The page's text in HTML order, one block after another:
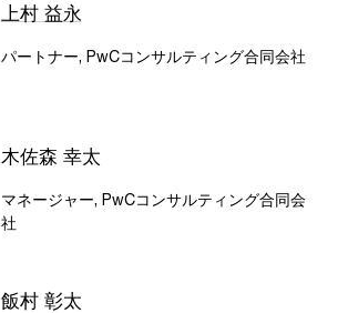
上村 益永
パートナー, PwCコンサルティング合同会社
木佐森 幸太
マネージャー, PwCコンサルティング合同会
社
飯村 彰太